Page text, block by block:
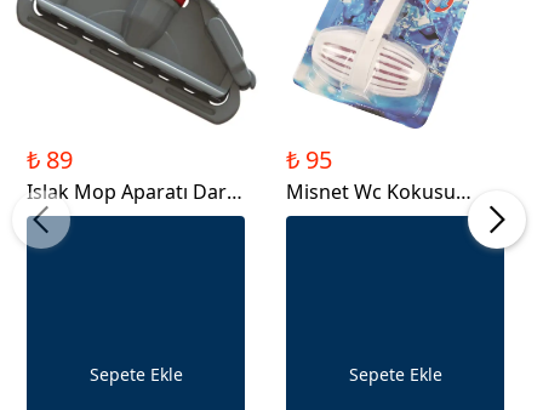
₺ 89
Islak Mop Aparatı Dar
Plastik
Sepete Ekle
₺ 95
Misnet Wc Kokusu
Klozet Blok Klozet Koku
Sepete Ekle